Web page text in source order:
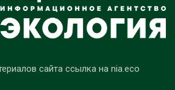
сайта ссылка на nia.eco